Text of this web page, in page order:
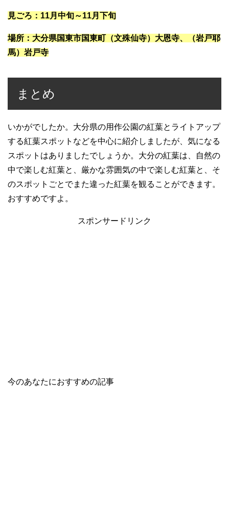
見ごろ：11月中旬～11月下旬
場所：大分県国東市国東町（文殊仙寺）大恩寺、（岩戸耶
馬）岩戸寺
まとめ
いかがでしたか。大分県の用作公園の紅葉とライトアップ
する紅葉スポットなどを中心に紹介しましたが、気になる
スポットはありましたでしょうか。大分の紅葉は、自然の
中で楽しむ紅葉と、厳かな雰囲気の中で楽しむ紅葉と、そ
のスポットごとでまた違った紅葉を観ることができます。
おすすめですよ。
スポンサードリンク
今のあなたにおすすめの記事